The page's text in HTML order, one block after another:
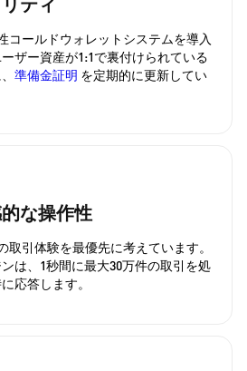
コールドウォレットシステムを導入
ザー資産が1:1で裏付けられている
準備金証明 を定期的に更新してい
な操作性
取引体験を最優先に考えています。
は、1秒間に最大30万件の取引を処
応答します。